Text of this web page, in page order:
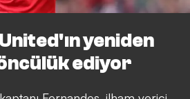
yeniden
ediyor